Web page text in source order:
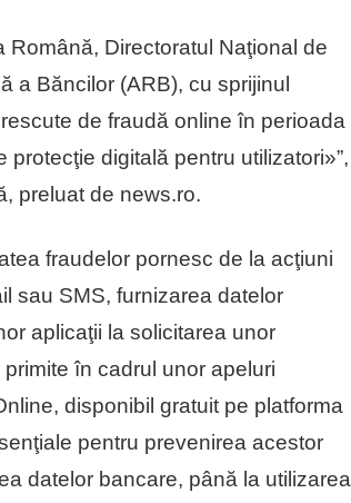
Română, Directoratul Naţional de
a Băncilor (ARB), cu sprijinul
de fraudă online în perioada
digitală pentru utilizatori»”,
preluat de news.ro.
fraudelor pornesc de la acţiuni
sau SMS, furnizarea datelor
aplicaţii la solicitarea unor
în cadrul unor apeluri
disponibil gratuit pe platforma
pentru prevenirea acestor
datelor bancare, până la utilizarea